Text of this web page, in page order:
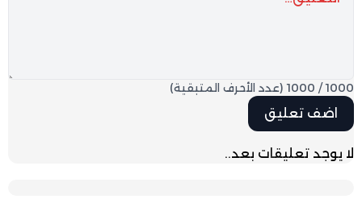
1000
/
1000 (عدد الأحرف المتبقية)
لا يوجد تعليقات بعد..